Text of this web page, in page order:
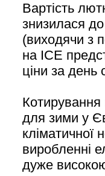
Вартість
знизилася
(виходячи з
на ICE
ціни за день
Котирування
для зими у
кліматичної
виробленні
дуже